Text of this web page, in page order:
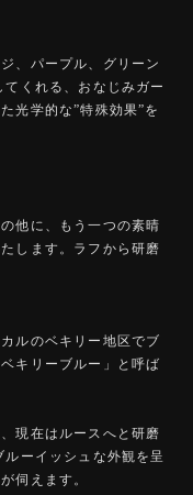
、パープル、グリーン
くれる、おなじみガー
光学的な”特殊効果”を
他に、もう一つの素晴
します。ラフから研磨
ルのベキリー地区でブ
キリーブルー」と呼ば
現在はルースへと研磨
ーイッシュな外観を呈
伺えます。